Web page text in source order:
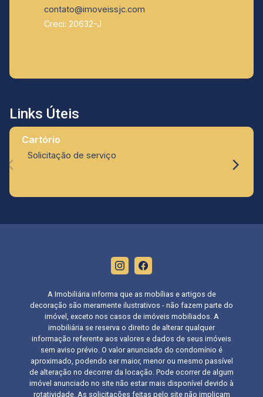
contato@imoveissjc.com
Creci: 20632-J
Links Úteis
Cartório
Solicitação de serviço
A Imobiliária informa que as mobílias e artigos de
decoração são meramente ilustrativos - não fazem parte do
imóvel, exceto nos casos de imóveis mobiliados. A
imobiliária se reserva o direito de alterar qualquer
informação referente aos valores e dados de seus imóveis
sem aviso prévio. O valor anunciado do condomínio é
aproximado, podendo ser maior, menor ou mesmo passível
de alteração no decorrer da locação. Pode ocorrer de algum
imóvel anunciado no site não estar mais disponível devido à
rotatividade. As solicitações feitas pelo site não implicam